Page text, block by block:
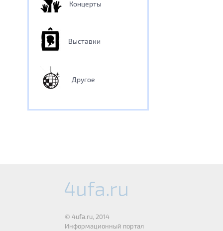
Концерты
Выставки
Другое
© 4ufa.ru, 2014
Информационный портал